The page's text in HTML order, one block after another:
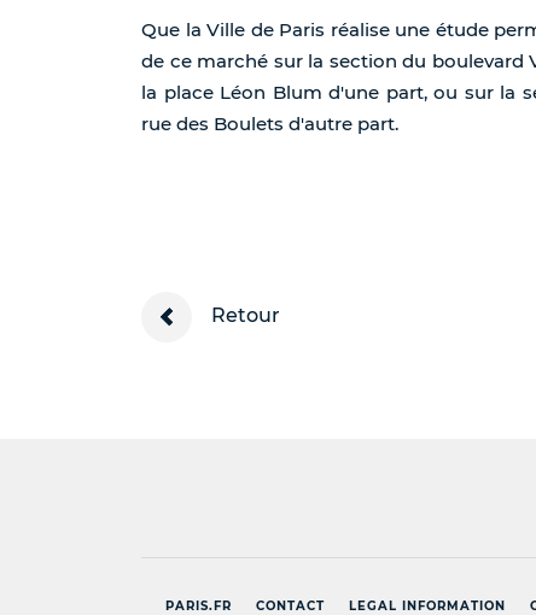
Que la Ville de Paris réalise une étude
de ce marché sur la section du boulevard
la place Léon Blum d'une part, ou sur la
rue des Boulets d'autre part.
Retour
PARIS.FR CONTACT LEGAL INFORMATION